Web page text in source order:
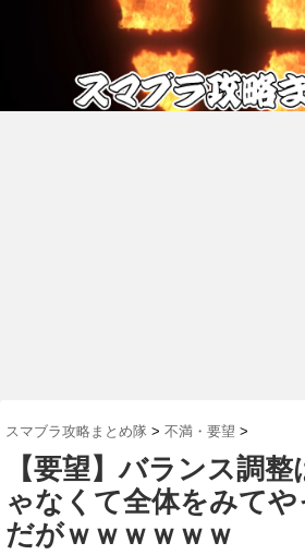
スマブラ攻略まとめ隊 > 不満・要望 >
【要望】バランス調
ゃなくて全体をみて
だがｗｗｗｗｗｗ